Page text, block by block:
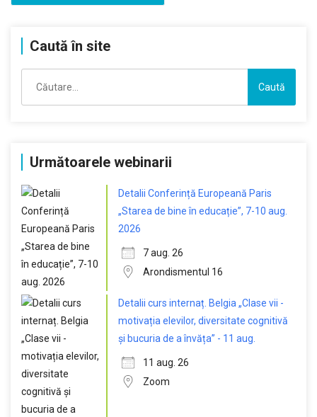
Caută în site
după:
Următoarele webinarii
Detalii Conferință Europeană Paris
„Starea de bine în educație”, 7-10 aug.
2026
7 aug. 26
Arondismentul 16
Detalii curs internaț. Belgia „Clase vii -
motivația elevilor, diversitate cognitivă
și bucuria de a învăța” - 11 aug.
11 aug. 26
Zoom